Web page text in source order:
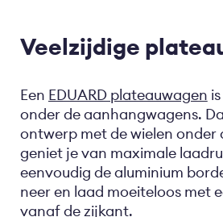
Veelzijdige
Een EDUARD plateauwagen
onder de aanhangwagens.
ontwerp met de wielen onder
geniet je van maximale
eenvoudig de aluminium
neer en laad moeiteloos met
vanaf de zijkant.